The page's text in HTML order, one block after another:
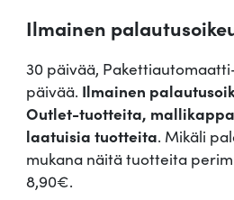
Ilmainen
30 päivää,
päivää. Ilmainen
Outlet-tuotteita,
laatuisia tuotteita. Mikäli
mukana näitä tuotteita
8,90€.